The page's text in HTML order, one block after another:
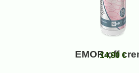
EMOR-off
14,90 €